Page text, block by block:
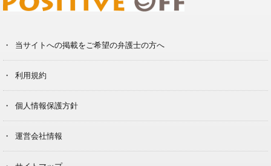
当サイトへの掲載をご希望の弁護士の方へ
利用規約
個人情報保護方針
運営会社情報